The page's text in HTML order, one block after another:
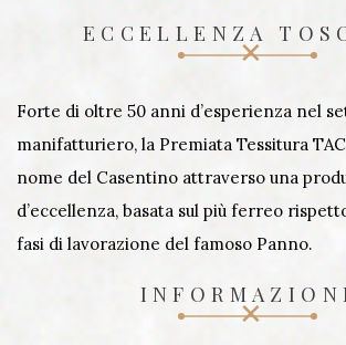
ECCELLENZA
Forte di oltre 50 anni d’esperienza nel
manifatturiero, la Premiata Tessitura
nome del Casentino attraverso una
d’eccellenza, basata sul più ferreo
fasi di lavorazione del famoso Panno.